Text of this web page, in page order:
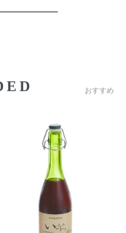
おすすめ